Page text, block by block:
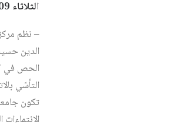
الثلاثاء 24/2/2009
– نظم
الحص في
التأسّي
تكون